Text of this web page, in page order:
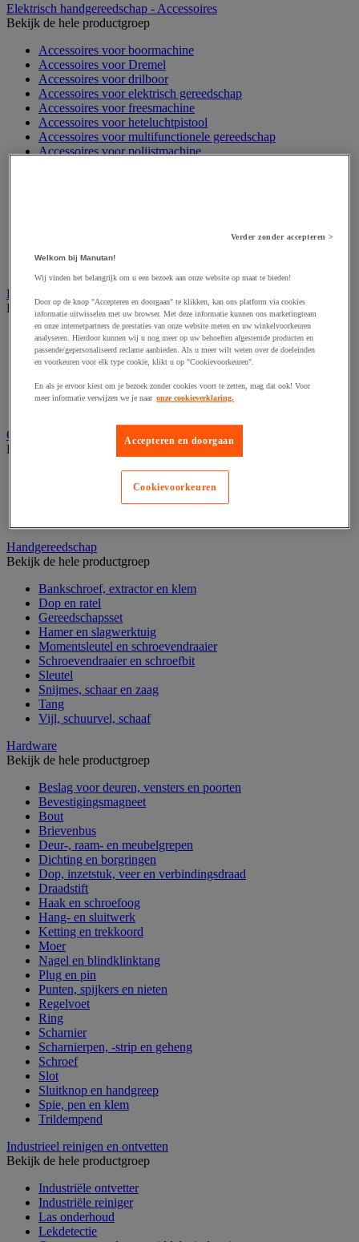
Elektrisch handgereedschap - Accessoires
Bekijk de hele productgroep
Accessoires voor boormachine
Accessoires voor Dremel
Accessoires voor drilboor
Accessoires voor elektrisch gereedschap
Accessoires voor freesmachine
Accessoires voor heteluchtpistool
Accessoires voor multifunctionele gereedschap
Accessoires voor polijstmachine
Accessoires voor spijkermachine
Accessoires voor zaag
Elektrische toebehoren en verlichting
Bekijk de hele productgroep
Accessoires voor elektrisch schakelpaneel
Batterij, oplader en kabel
Elektrische kabel
Verlengsnoer, stekkerdoos en kapelhaspel
Wandcontactdoos en schakelaar
Gereedschap opbergen
Bekijk de hele productgroep
Assortimentsdoos en gereedschapkoffer
Gereedschapskist en opbergtas
Gereedschapskoffer en versterkte kist
Handgereedschap
Bekijk de hele productgroep
Bankschroef, extractor en klem
Dop en ratel
Gereedschapsset
Hamer en slagwerktuig
Momentsleutel en schroevendraaier
Schroevendraaier en schroefbit
Sleutel
Snijmes, schaar en zaag
Tang
Vijl, schuurvel, schaaf
Hardware
Bekijk de hele productgroep
Beslag voor deuren, vensters en poorten
Bevestigingsmagneet
Bout
Brievenbus
Deur-, raam- en meubelgrepen
Dichting en borgringen
Dop, inzetstuk, veer en verbindingsdraad
Draadstift
Haak en schroefoog
Hang- en sluitwerk
Ketting en trekkoord
Moer
Nagel en blindklinktang
Plug en pin
Punten, spijkers en nieten
Regelvoet
Ring
Scharnier
Scharnierpen, -strip en geheng
Schroef
Slot
Sluitknop en handgreep
Spie, pen en klem
Trildempend
Industrieel reinigen en ontvetten
Bekijk de hele productgroep
Industriële ontvetter
Industriële reiniger
Las onderhoud
Lekdetectie
Verder zonder accepteren >
Welkom bij Manutan!
Wij vinden het belangrijk om u een bezoek aan onze website op maat te bieden!
Door op de knop "Accepteren en doorgaan" te klikken, kan ons platform via cookies
informatie uitwisselen met uw browser. Met deze informatie kunnen ons marketingteam
en onze internetpartners de prestaties van onze website meten en uw winkelvoorkeuren
analyseren. Hierdoor kunnen wij u nog meer op uw behoeften afgestemde producten en
passende/gepersonaliseerd reclame aanbieden. Als u meer wilt weten over de doeleinden
en voorkeuren voor elk type cookie, klikt u op "Cookievoorkeuren".
En als je ervoor kiest om je bezoek zonder cookies voort te zetten, mag dat ook! Voor
meer informatie verwijzen we je naar onze cookieverklaring.
Accepteren en doorgaan
Cookievoorkeuren